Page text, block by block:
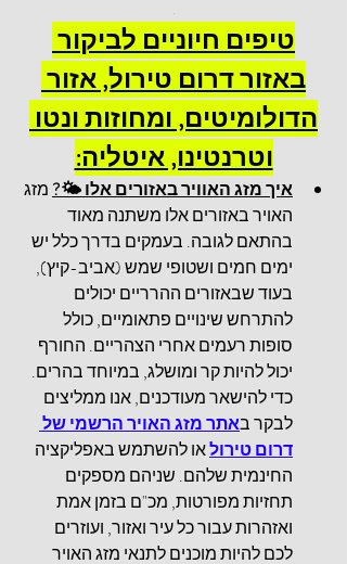
.
טיפים חיוניים לביקור
באזור דרום טירול, אזור
הדולומיטים, ומחוזות ונטו
וטרנטינו, איטליה:
איך מזג האוויר באזורים אלו 🌤
? מזג
האויר באזורים אלו משתנה מאוד
בהתאם לגובה. בעמקים בדרך כלל יש
ימים חמים ושטופי שמש (אביב-קיץ),
בעוד שבאזורים ההרריים יכולים
להתרחש שינויים פתאומיים, כולל
סופות רעמים אחרי הצהריים. החורף
יכול להיות קר ומושלג, במיוחד בהרים.
כדי להישאר מעודכנים, אנו ממליצים
לבקר באתר מזג האויר הרשמי של
דרום טירול או להשתמש באפליקציה
החינמית שלהם. שניהם מספקים
תחזיות מפורטות, מכ"ם בזמן אמת
ואזהרות עבור כל עיר ואזור, ועוזרים
לכם להיות מוכנים לתנאי מזג האויר